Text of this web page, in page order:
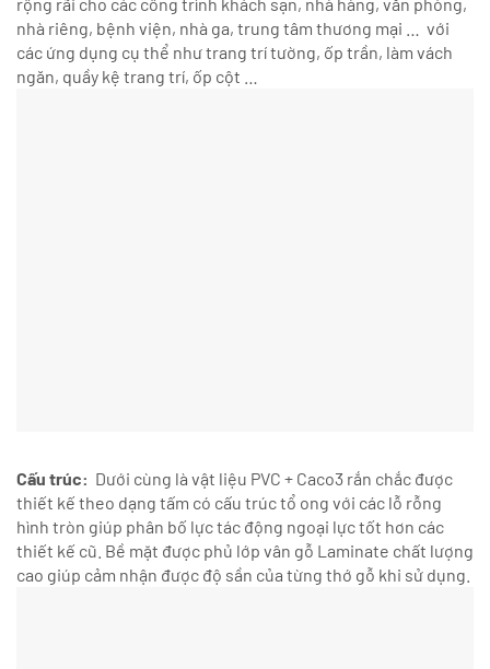
nhà riêng, bệnh viện, nhà ga, trung tâm thương mại … với
các ứng dụng cụ thể như trang trí tường, ốp trần, làm vách
ngăn, quầy kệ trang trí, ốp cột …
Cấu trúc: Dưới cùng là vật liệu PVC + Caco3 rắn chắc được
thiết kế theo dạng tấm có cấu trúc tổ ong với các lỗ rỗng
hình tròn giúp phân bố lực tác động ngoại lực tốt hơn các
thiết kế cũ. Bề mặt được phủ lớp vân gỗ Laminate chất lượng
cao giúp cảm nhận được độ sần của từng thớ gỗ khi sử dụng.